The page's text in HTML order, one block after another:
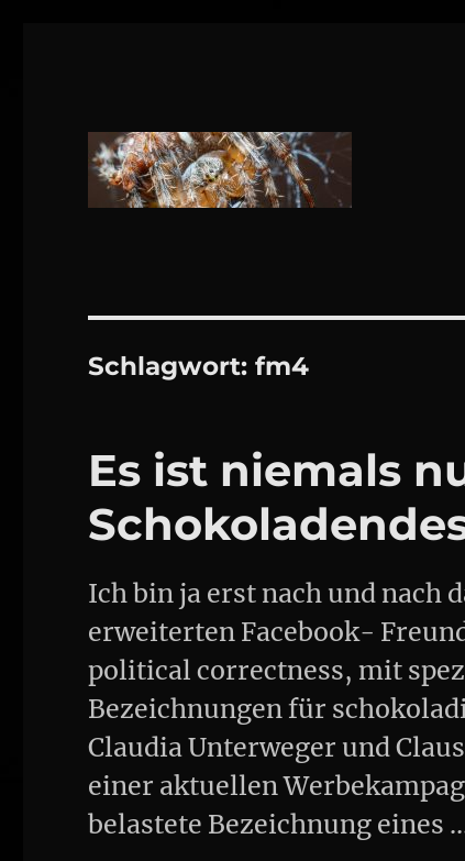
Schlagwort:fm4
Es ist niemals
Ich bin ja erst nach und nach
erweiterten Facebook-
political correctness, mit
Bezeichnungen für
Claudia Unterweger und
einer aktuellen
belastete Bezeichnung eines